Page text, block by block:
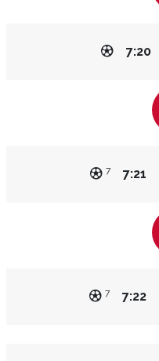
7:20
7:21
7
7:22
7